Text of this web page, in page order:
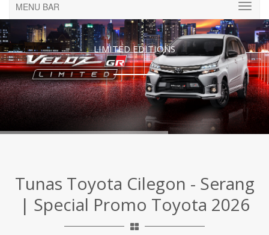
MENU BAR
LIMITED EDITIONS
Tunas Toyota Cilegon - Serang
| Special Promo Toyota 2026